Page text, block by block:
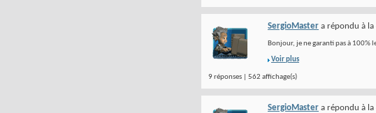
SergioMaster a répondu à la
Bonjour, je ne garanti pas à 100%
Voir plus
9 réponses | 562 affichage(s)
SergioMaster a répondu à la